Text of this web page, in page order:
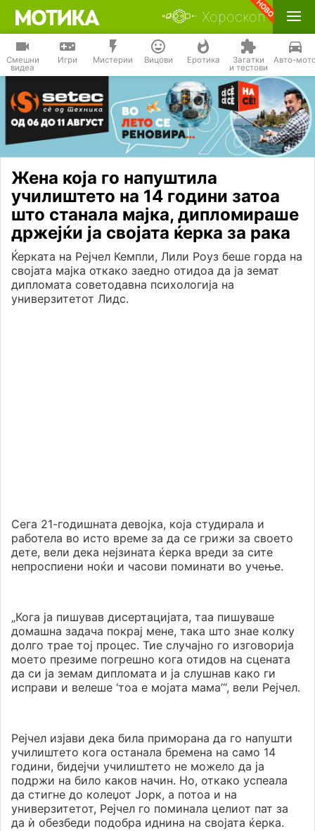
Хороскоп
Смешни
видеа
Игри Мистерии Вицови Еротика Загатки
и тестови
Авто-
Жена која го напуштила
училиштето на 14 години затоа
што станала мајка, дипломираше
држејќи ја својата ќерка за рака
Ќерката на Рејчел Кемпли, Лили Роуз беше горда на
својата мајка откако заедно отидоа да ја земат
дипломата советодавна психологија на
универзитетот Лидс.
Сега 21-годишната девојка, која студирала и
работела во исто време за да се грижи за своето
дете, вели дека нејзината ќерка вреди за сите
непроспиени ноќи и часови поминати во учење.
„Кога ја пишував дисертацијата, таа пишуваше
домашна задача покрај мене, така што знае колку
долго трае тој процес. Тие случајно го изговорија
моето презиме погрешно кога отидов на сцената
да си ја земам дипломата и ја слушнав како ги
исправи и велеше ‘тоа е мојата мама’“, вели Рејчел.
Рејчел изјави дека била приморана да го напушти
училиштето кога останала бремена на само 14
години, бидејчи училиштето не можело да ја
подржи на било каков начин. Но, откако успеала
да стигне до колеџот Јорк, а потоа и на
универзитетот, Рејчел го поминала целиот пат за
да ѝ обезбеди подобра иднина на својата ќерка.